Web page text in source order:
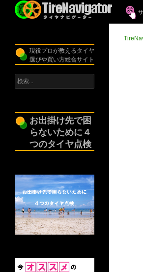
現役プロが教えるタイヤ
選びや買い方総合サイト
検
索:
お出掛け先で困
らないために４
つのタイヤ点検